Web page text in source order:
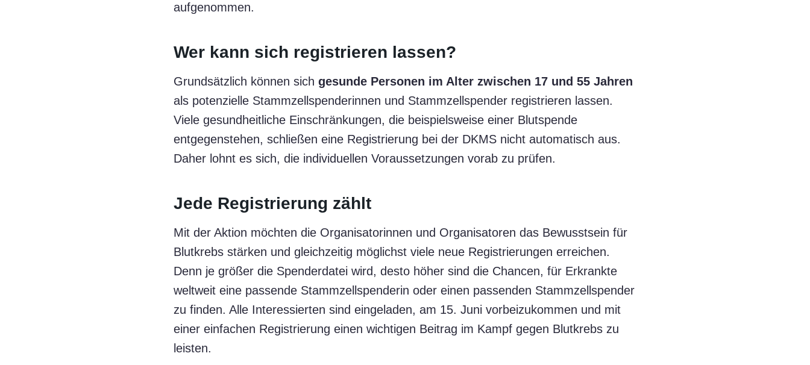
aufgenommen.
Wer kann sich registrieren lassen?
Grundsätzlich können sich gesunde Personen im Alter zwischen 17 und 55 Jahren
als potenzielle Stammzellspenderinnen und Stammzellspender registrieren lassen.
Viele gesundheitliche Einschränkungen, die beispielsweise einer Blutspende
entgegenstehen, schließen eine Registrierung bei der DKMS nicht automatisch aus.
Daher lohnt es sich, die individuellen Voraussetzungen vorab zu prüfen.
Jede Registrierung zählt
Mit der Aktion möchten die Organisatorinnen und Organisatoren das Bewusstsein für
Blutkrebs stärken und gleichzeitig möglichst viele neue Registrierungen erreichen.
Denn je größer die Spenderdatei wird, desto höher sind die Chancen, für Erkrankte
weltweit eine passende Stammzellspenderin oder einen passenden Stammzellspender
zu finden. Alle Interessierten sind eingeladen, am 15. Juni vorbeizukommen und mit
einer einfachen Registrierung einen wichtigen Beitrag im Kampf gegen Blutkrebs zu
leisten.